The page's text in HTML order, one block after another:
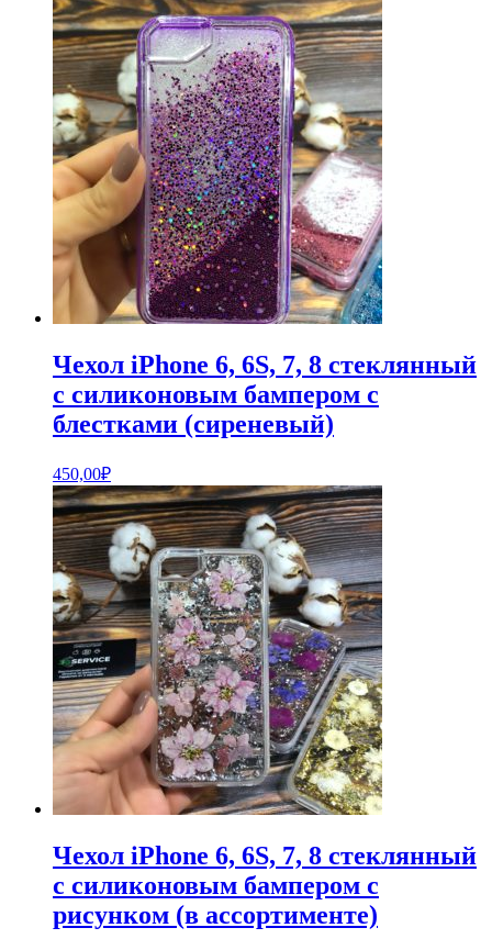
Чехол iPhone 6, 6S, 7, 8 стеклянный
с силиконовым бампером с
блестками (сиреневый)
450,00₽
Чехол iPhone 6, 6S, 7, 8 стеклянный
с силиконовым бампером с
рисунком (в ассортименте)